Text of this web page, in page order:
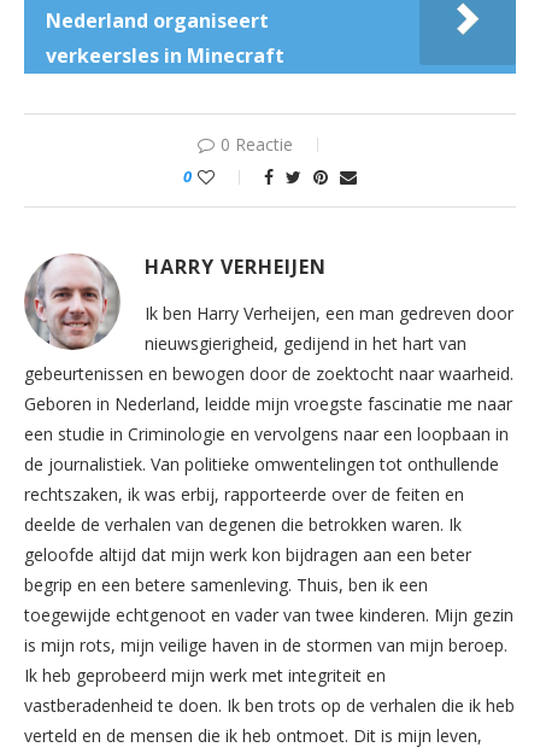
Nederland organiseert
verkeersles in Minecraft
0 Reactie
0
HARRY VERHEIJEN
Ik ben Harry Verheijen, een man gedreven door
nieuwsgierigheid, gedijend in het hart van
gebeurtenissen en bewogen door de zoektocht naar waarheid.
Geboren in Nederland, leidde mijn vroegste fascinatie me naar
een studie in Criminologie en vervolgens naar een loopbaan in
de journalistiek. Van politieke omwentelingen tot onthullende
rechtszaken, ik was erbij, rapporteerde over de feiten en
deelde de verhalen van degenen die betrokken waren. Ik
geloofde altijd dat mijn werk kon bijdragen aan een beter
begrip en een betere samenleving. Thuis, ben ik een
toegewijde echtgenoot en vader van twee kinderen. Mijn gezin
is mijn rots, mijn veilige haven in de stormen van mijn beroep.
Ik heb geprobeerd mijn werk met integriteit en
vastberadenheid te doen. Ik ben trots op de verhalen die ik heb
verteld en de mensen die ik heb ontmoet. Dit is mijn leven,